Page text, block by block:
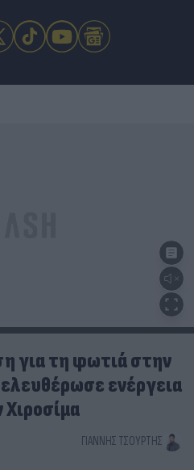
για τη φωτιά στην
ενέργεια
ΓΙΆΝΝΗΣ ΤΣΟΎΡΤΗΣ